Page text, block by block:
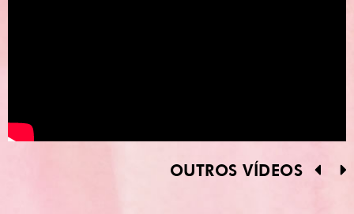
OUTROS VÍDEOS